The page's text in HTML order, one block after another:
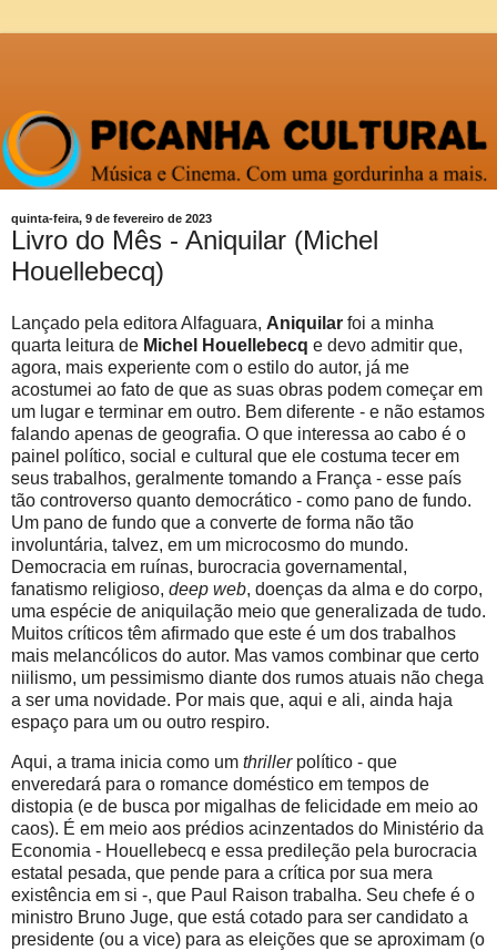
quinta-feira, 9 de fevereiro de 2023
Livro do Mês - Aniquilar (Michel
Houellebecq)
Lançado pela editora Alfaguara, Aniquilar foi a minha
quarta leitura de Michel Houellebecq e devo admitir que,
agora, mais experiente com o estilo do autor, já me
acostumei ao fato de que as suas obras podem começar em
um lugar e terminar em outro. Bem diferente - e não estamos
falando apenas de geografia. O que interessa ao cabo é o
painel político, social e cultural que ele costuma tecer em
seus trabalhos, geralmente tomando a França - esse país
tão controverso quanto democrático - como pano de fundo.
Um pano de fundo que a converte de forma não tão
involuntária, talvez, em um microcosmo do mundo.
Democracia em ruínas, burocracia governamental,
fanatismo religioso, deep web, doenças da alma e do corpo,
uma espécie de aniquilação meio que generalizada de tudo.
Muitos críticos têm afirmado que este é um dos trabalhos
mais melancólicos do autor. Mas vamos combinar que certo
niilismo, um pessimismo diante dos rumos atuais não chega
a ser uma novidade. Por mais que, aqui e ali, ainda haja
espaço para um ou outro respiro.
Aqui, a trama inicia como um thrillerpolítico - que
enveredará para o romance doméstico em tempos de
distopia (e de busca por migalhas de felicidade em meio ao
caos). É em meio aos prédios acinzentados do Ministério da
Economia - Houellebecq e essa predileção pela burocracia
estatal pesada, que pende para a crítica por sua mera
existência em si -, que Paul Raison trabalha. Seu chefe é o
ministro Bruno Juge, que está cotado para ser candidato a
presidente (ou a vice) para as eleições que se aproximam (o